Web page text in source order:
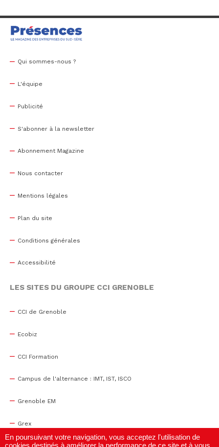
Qui sommes-nous ?
L'équipe
Publicité
S'abonner à la newsletter
Abonnement Magazine
Nous contacter
Mentions légales
Plan du site
Conditions générales
Accessibilité
LES SITES DU GROUPE CCI GRENOBLE
CCI de Grenoble
Ecobiz
CCI Formation
Campus de l'alternance : IMT, IST, ISCO
Grenoble EM
Grex
En poursuivant votre navigation, vous acceptez l'utilisation de
cookies destinés à améliorer la performance de ce site et à vous